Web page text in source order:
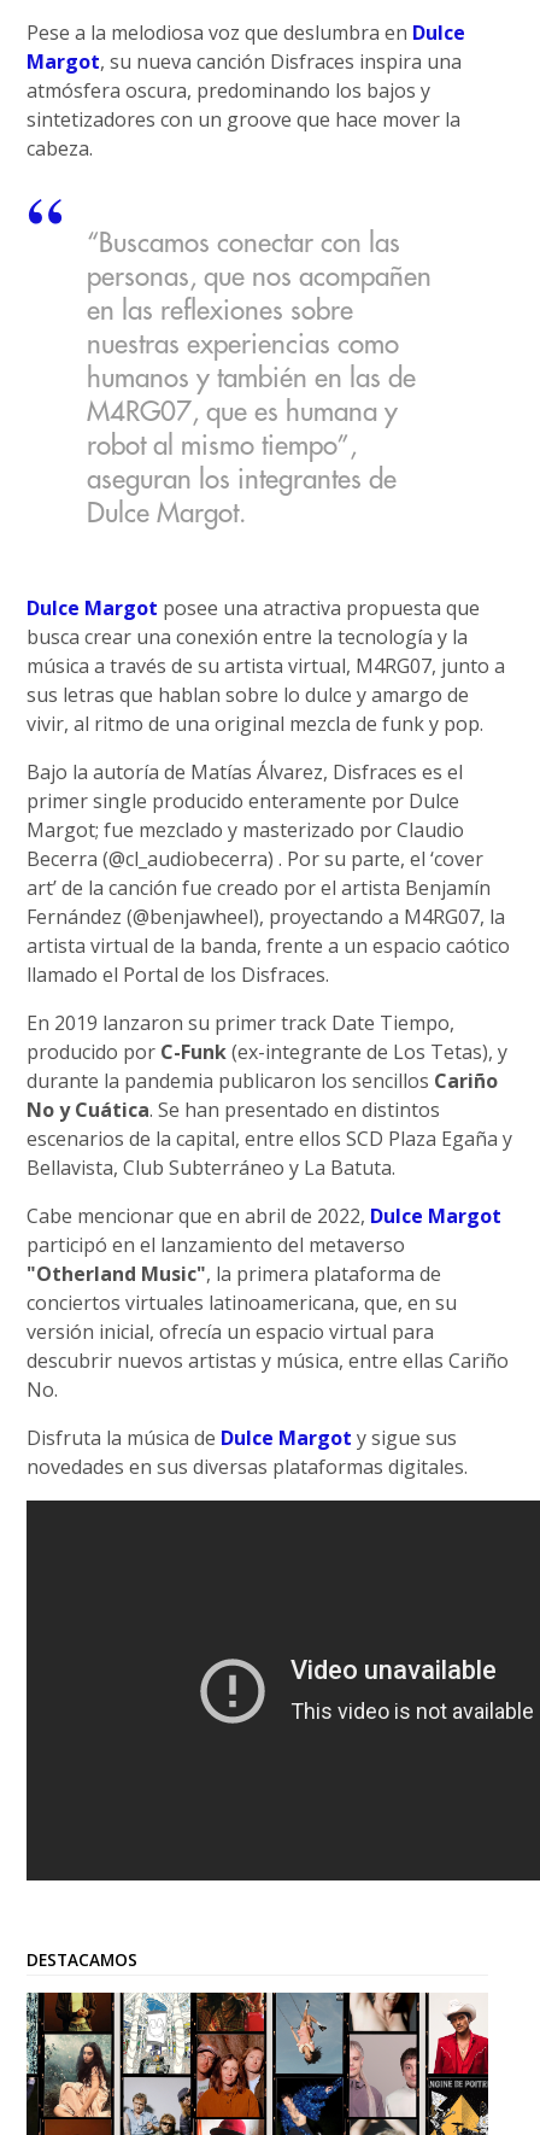
Pese a la melodiosa voz que deslumbra en Dulce
Margot, su nueva canción Disfraces inspira una
atmósfera oscura, predominando los bajos y
sintetizadores con un groove que hace mover la
cabeza.
“Buscamos conectar con las
personas, que nos acompañen
en las reflexiones sobre
nuestras experiencias como
humanos y también en las de
M4RG07, que es humana y
robot al mismo tiempo”,
aseguran los integrantes de
Dulce Margot.
Dulce Margot posee una atractiva propuesta que
busca crear una conexión entre la tecnología y la
música a través de su artista virtual, M4RG07, junto a
sus letras que hablan sobre lo dulce y amargo de
vivir, al ritmo de una original mezcla de funk y pop.
Bajo la autoría de Matías Álvarez, Disfraces es el
primer single producido enteramente por Dulce
Margot; fue mezclado y masterizado por Claudio
Becerra (@cl_audiobecerra) . Por su parte, el ‘cover
art’ de la canción fue creado por el artista Benjamín
Fernández (@benjawheel), proyectando a M4RG07, la
artista virtual de la banda, frente a un espacio caótico
llamado el Portal de los Disfraces.
En 2019 lanzaron su primer track Date Tiempo,
producido por C-Funk(ex-integrante de Los Tetas), y
durante la pandemia publicaron los sencillos Cariño
No y Cuática. Se han presentado en distintos
escenarios de la capital, entre ellos SCD Plaza Egaña y
Bellavista, Club Subterráneo y La Batuta.
Cabe mencionar que en abril de 2022, Dulce Margot
participó en el lanzamiento del metaverso
"Otherland Music", la primera plataforma de
conciertos virtuales latinoamericana, que, en su
versión inicial, ofrecía un espacio virtual para
descubrir nuevos artistas y música, entre ellas Cariño
No.
Disfruta la música de Dulce Margot y sigue sus
novedades en sus diversas plataformas digitales.
DESTACAMOS